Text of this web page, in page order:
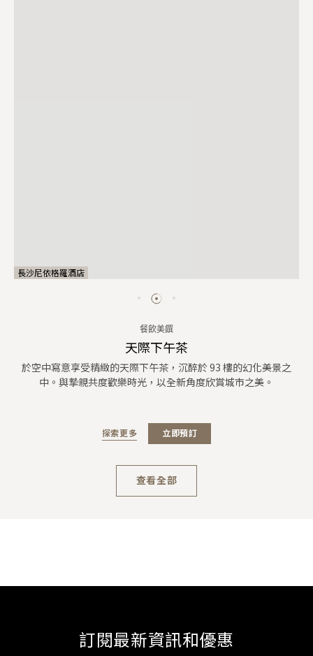
長沙尼依格羅酒店
餐飲美饌
天際下午茶
於空中寫意享受精緻的天際下午茶，沉醉於 93 樓的幻化美景之
中。與摯親共度歡樂時光，以全新角度欣賞城市之美。
探索更多 立即預訂
查看全部
訂閱最新資訊和優惠